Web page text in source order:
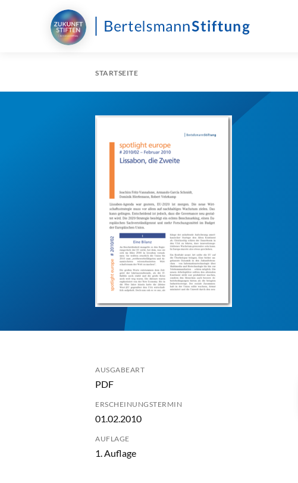
STARTSEITE
AUSGABEART
PDF
ERSCHEINUNGSTERMIN
01.02.2010
AUFLAGE
1. Auflage